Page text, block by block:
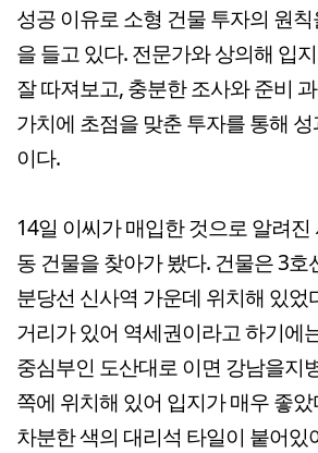
성공 이유로 소형 건물 투자의 원
을 들고 있다. 전문가와 상의해 입
잘 따져보고, 충분한 조사와 준비
가치에 초점을 맞춘 투자를 통해
이다.
14일 이씨가 매입한 것으로 알려진
동 건물을 찾아가 봤다. 건물은 3호
분당선 신사역 가운데 위치해 있었
거리가 있어 역세권이라고 하기에
중심부인 도산대로 이면 강남을지
쪽에 위치해 있어 입지가 매우 좋
차분한 색의 대리석 타일이 붙어있